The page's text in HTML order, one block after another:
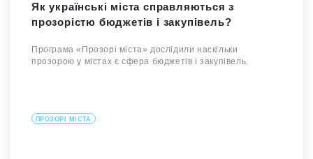
Як українські міста справляються з
прозорістю бюджетів і закупівель?
Програма «Прозорі міста» дослідили наскільки
прозорою у містах є сфера бюджетів і закупівель.
ПРОЗОРІ МІСТА